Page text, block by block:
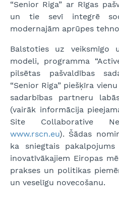
“Senior Riga” ar Rīgas
un tie sevī integrē
modernajām aprūpes
Balstoties uz veiksmīgo
modeli, programma
pilsētas pašvaldības
“Senior Riga” piešķīra
sadarbības partneru
(vairāk informācija
Site Collaborative
www.rscn.eu). Šādas
ka sniegtais
inovatīvākajiem Eiropas
prakses un politikas
un veselīgu novecošanu.